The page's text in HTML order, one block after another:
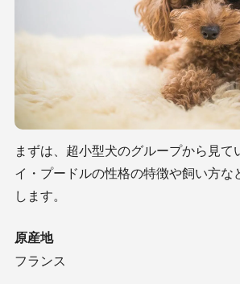
まずは、超小型犬のグループから見て
イ・プードルの性格の特徴や飼い方な
します。
原産地
フランス